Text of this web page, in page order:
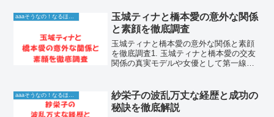
玉城ティナと橋本愛の意外な関係
と素顔を徹底調査
玉城ティナと橋本愛の意外な関係と素顔
を徹底調査1. 玉城ティナと橋本愛の交友
関係の真実モデルや女優として第一線で
いのは、彼女たちが持つ独特の空気感
や、共演作品での強い印...
aaaそうなの！なるほど！情報
紗栄子の波乱万丈な経歴と成功の
秘訣を徹底解説